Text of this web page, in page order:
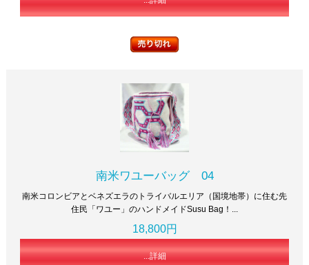
南米ワユーバッグ 04
南米コロンビアとベネズエラのトライバルエリア（国境地帯）に住む先
住民「ワユー」のハンドメイドSusu Bag！...
18,800円
...詳細